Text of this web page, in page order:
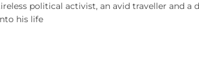
political activist, an avid traveller and
his life